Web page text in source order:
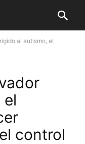
al autismo, el
control